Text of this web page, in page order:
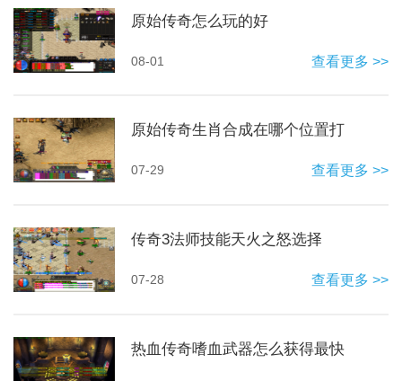
原始传奇怎么玩的好
08-01 查看更多 >>
原始传奇生肖合成在哪个位置打
07-29 查看更多 >>
传奇3法师技能天火之怒选择
07-28 查看更多 >>
热血传奇嗜血武器怎么获得最快